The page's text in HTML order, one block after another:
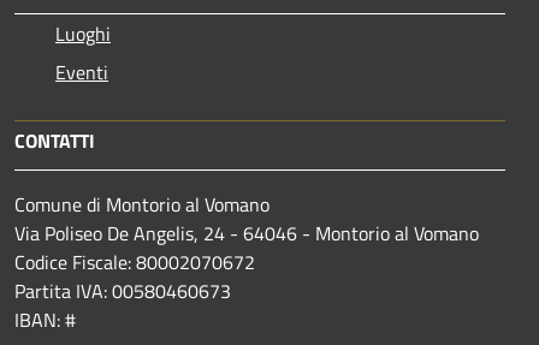
Luoghi
Eventi
CONTATTI
Comune di Montorio al Vomano
Via Poliseo De Angelis, 24 - 64046 - Montorio al Vomano
Codice Fiscale: 80002070672
Partita IVA: 00580460673
IBAN: #